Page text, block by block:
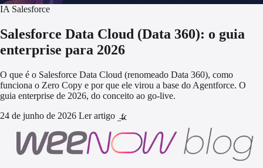
IA Salesforce
Salesforce Data Cloud (Data 360): o guia
enterprise para 2026
O que é o Salesforce Data Cloud (renomeado Data 360), como
funciona o Zero Copy e por que ele virou a base do Agentforce. O
guia enterprise de 2026, do conceito ao go-live.
24 de junho de 2026 Ler artigo
arrow_forward